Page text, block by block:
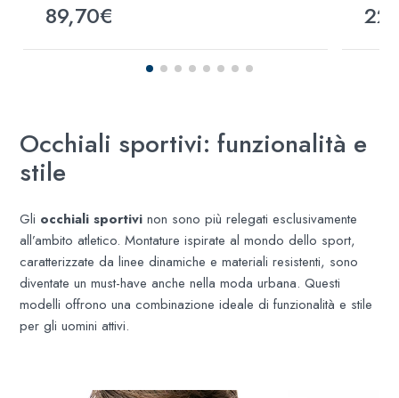
89,70€
Occhiali sportivi: funzionalità e
stile
Gli occhiali sportivi non sono più relegati esclusivamente
all’ambito atletico. Montature ispirate al mondo dello sport,
caratterizzate da linee dinamiche e materiali resistenti, sono
diventate un must-have anche nella moda urbana. Questi
modelli offrono una combinazione ideale di funzionalità e stile
per gli uomini attivi. ​